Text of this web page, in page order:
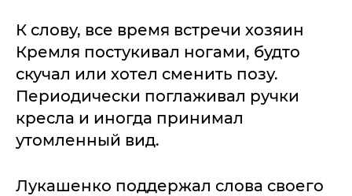
К слову, все время встречи хозяин
Кремля постукивал ногами, будто
скучал или хотел сменить позу.
Периодически поглаживал ручки
кресла и иногда принимал
утомленный вид.
Лукашенко поддержал слова своего